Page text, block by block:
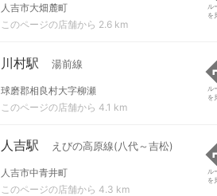
人吉市大畑麓町
このページの店舗から 2.6 km
ル
を
川村駅 湯前線
球磨郡相良村大字柳瀬
このページの店舗から 4.1 km
ル
を
人吉駅 えびの高原線(八代～吉松)
人吉市中青井町
このページの店舗から 4.3 km
ル
を